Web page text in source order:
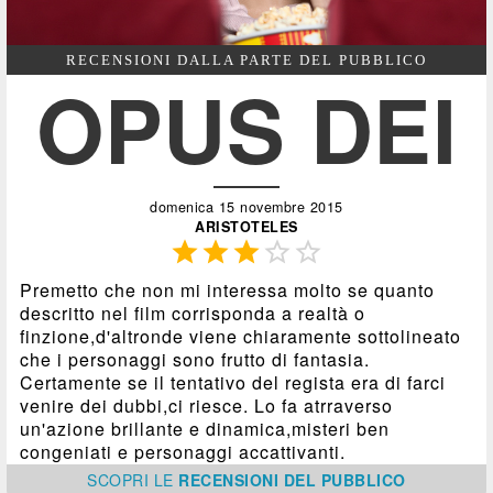
RECENSIONI DALLA PARTE DEL PUBBLICO
OPUS DEI
domenica 15 novembre 2015
ARISTOTELES
 
Premetto che non mi interessa molto se quanto
descritto nel film corrisponda a realtà o
finzione,d'altronde viene chiaramente sottolineato
che i personaggi sono frutto di fantasia.
Certamente se il tentativo del regista era di farci
venire dei dubbi,ci riesce. Lo fa atrraverso
un'azione brillante e dinamica,misteri ben
congeniati e personaggi accattivanti.
SCOPRI LE RECENSIONI DEL PUBBLICO